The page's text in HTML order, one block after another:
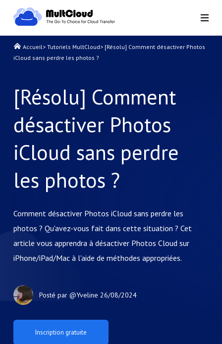
Accueil> Tutoriels MultCloud> [Résolu] Comment désactiver Photos
iCloud sans perdre les photos ?
[Résolu] Comment
désactiver Photos
iCloud sans perdre
les photos ?
Comment désactiver Photos iCloud sans perdre les
photos ? Qu'avez-vous fait dans cette situation ? Cet
article vous apprendra à désactiver Photos Cloud sur
iPhone/iPad/Mac à l'aide de méthodes appropriées.
Posté par @Yveline 26/08/2024